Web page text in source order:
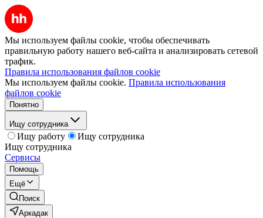
Мы используем файлы cookie, чтобы обеспечивать
правильную работу нашего веб-сайта и анализировать сетевой
трафик.
Правила использования файлов cookie
Мы используем файлы cookie. Правила использования
файлов cookie
Понятно
Ищу сотрудника
Ищу работу
Ищу сотрудника
Ищу сотрудника
Сервисы
Помощь
Ещё
Поиск
Аркадак